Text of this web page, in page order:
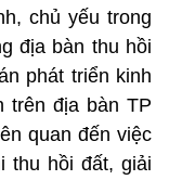
chủ yếu trong
địa bàn thu hồi
phát triển kinh
trên địa bàn TP
quan đến việc
thu hồi đất, giải